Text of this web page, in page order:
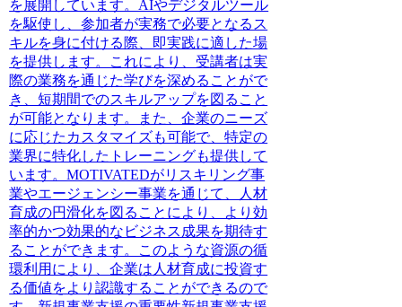
を展開しています。AIやデジタルツール
を駆使し、参加者が実務で必要となるス
キルを身に付ける際、即実践に適した場
を提供します。これにより、受講者は実
際の業務を通じた学びを深めることがで
き、短期間でのスキルアップを図ること
が可能となります。また、企業のニーズ
に応じたカスタマイズも可能で、特定の
業界に特化したトレーニングも提供して
います。MOTIVATEDがリスキリング事
業やエージェンシー事業を通じて、人材
育成の円滑化を図ることにより、より効
率的かつ効果的なビジネス成果を期待す
ることができます。このような資源の循
環利用により、企業は人材育成に投資す
る価値をより認識することができるので